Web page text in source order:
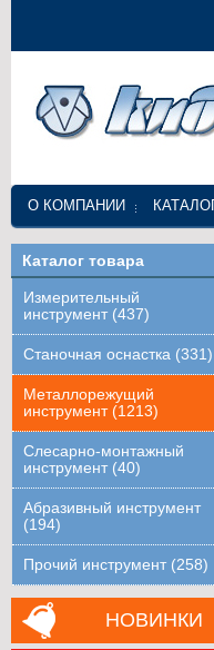
О КОМПАНИИ
Каталог товара
Измерительный
инструмент (437)
Станочная оснастка (331)
Металлорежущий
инструмент (1213)
Слесарно-монтажный
инструмент (40)
Абразивный инструмент
(194)
Прочий инструмент (258)
НОВИНКИ